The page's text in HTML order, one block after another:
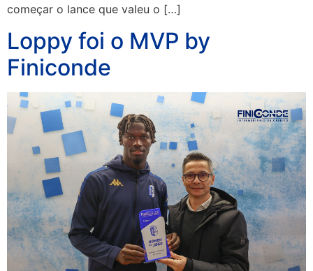
começar o lance que valeu o […]
Loppy foi o MVP by
Finiconde